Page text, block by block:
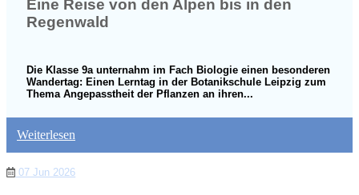
07 Jun 2026
Eine Reise von den Alpen bis in den
Regenwald
Die Klasse 9a unternahm im Fach Biologie einen besonderen
Wandertag: Einen Lerntag in der Botanikschule Leipzig zum
Thema Angepasstheit der Pflanzen an ihren...
Weiterlesen